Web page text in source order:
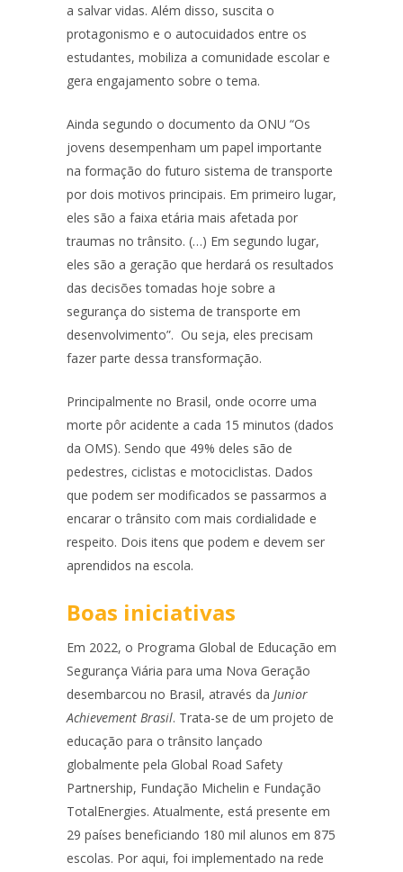
a salvar vidas. Além disso, suscita o
protagonismo e o autocuidados entre os
estudantes, mobiliza a comunidade escolar e
gera engajamento sobre o tema.
Ainda segundo o documento da ONU “Os
jovens desempenham um papel importante
na formação do futuro sistema de transporte
por dois motivos principais. Em primeiro lugar,
eles são a faixa etária mais afetada por
traumas no trânsito. (…) Em segundo lugar,
eles são a geração que herdará os resultados
das decisões tomadas hoje sobre a
segurança do sistema de transporte em
desenvolvimento”. Ou seja, eles precisam
fazer parte dessa transformação.
Principalmente no Brasil, onde ocorre uma
morte pôr acidente a cada 15 minutos (dados
da OMS). Sendo que 49% deles são de
pedestres, ciclistas e motociclistas. Dados
que podem ser modificados se passarmos a
encarar o trânsito com mais cordialidade e
respeito. Dois itens que podem e devem ser
aprendidos na escola.
Boas iniciativas
Em 2022, o Programa Global de Educação em
Segurança Viária para uma Nova Geração
desembarcou no Brasil, através da Junior
Achievement Brasil. Trata-se de um projeto de
educação para o trânsito lançado
globalmente pela Global Road Safety
Partnership, Fundação Michelin e Fundação
TotalEnergies. Atualmente, está presente em
29 países beneficiando 180 mil alunos em 875
escolas. Por aqui, foi implementado na rede